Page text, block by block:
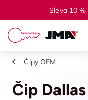
Sleva 10
Čipy OEM
Čip